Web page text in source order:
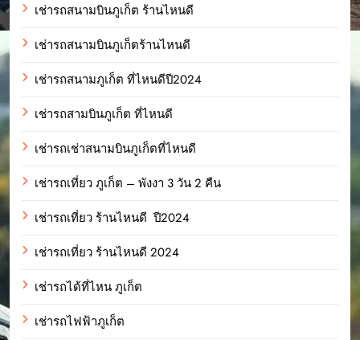
เช่ารถสนามบินภูเก็ต ร้านไหนดี
เช่ารถสนามบินภูเก็ตร้านไหนดี
เช่ารถสนามภูเก็ต ที่ไหนดีปี2024
เช่ารถสามบินภูเก็ต ที่ไหนดี
เช่ารถเช่าสนามบินภูเก็ตที่ไหนดี
เช่ารถเที่ยว ภูเก็ต – พังงา 3 วัน 2 คืน
เช่ารถเที่ยว ร้านไหนดี ปี2024
เช่ารถเที่ยว ร้านไหนดี 2024
เช่ารถได้ที่ไหน ภูเก็ต
เช่ารถไฟฟ้าภูเก็ต